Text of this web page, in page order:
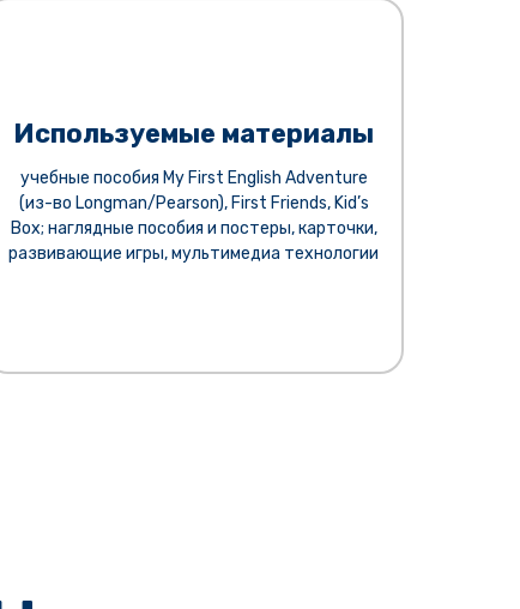
Используемые материалы
учебные пособия My First English Adventure
(из-во Longman/Pearson), First Friends, Kid’s
Box; наглядные пособия и постеры, карточки,
развивающие игры, мультимедиа технологии